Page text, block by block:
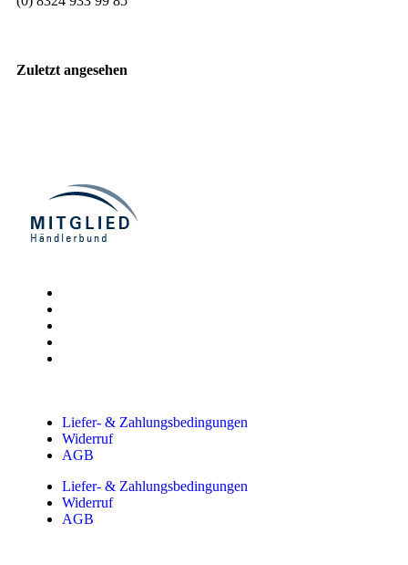
Zuletzt angesehen
Liefer- & Zahlungsbedingungen
Widerruf
AGB
Liefer- & Zahlungsbedingungen
Widerruf
AGB